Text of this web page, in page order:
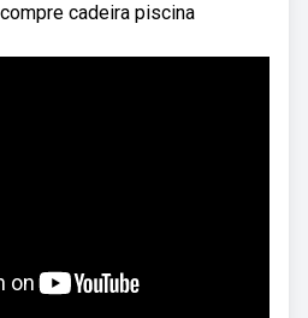
cadeira piscina